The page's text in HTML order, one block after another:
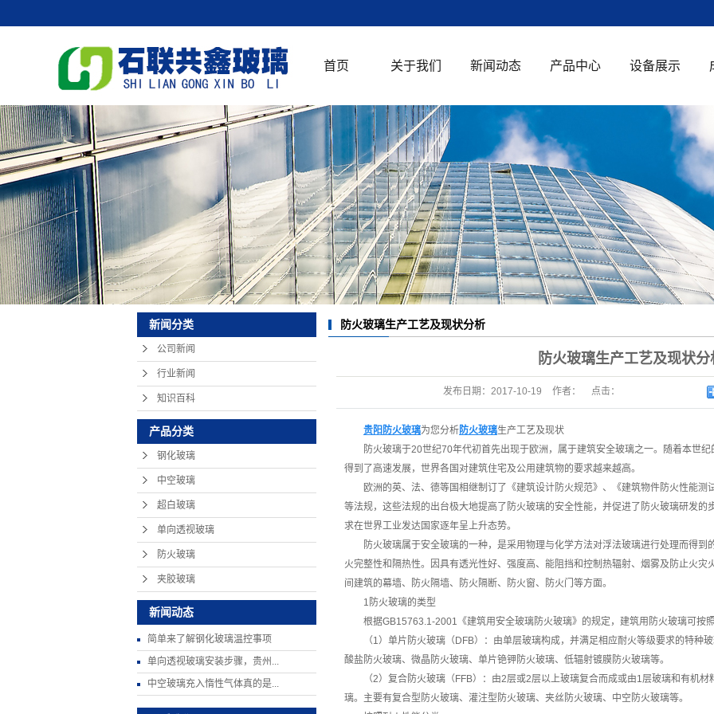
首页 关于我们
公司简介
荣誉资质
新闻动态
公司新闻
行业新闻
知识百科
产品中心
中空玻璃
超白玻璃
单向透视玻璃
防火玻璃
夹胶玻璃
设备展示
新闻分类
公司新闻
行业新闻
知识百科
产品分类
钢化玻璃
中空玻璃
超白玻璃
单向透视玻璃
防火玻璃
夹胶玻璃
新闻动态
简单来了解钢化玻璃温控事项
单向透视玻璃安装步骤，贵州...
中空玻璃充入惰性气体真的是...
防火玻璃生产工艺及现状分析
防火玻璃生产工艺及现状分
发布日期： 2017-10-19 作者： 点击：
贵阳防火玻璃为您分析防火玻璃生产工艺及现状
防火玻璃于20世纪70年代初首先出现于欧洲，属于建筑安全玻璃之一。随着本世
得到了高速发展，世界各国对建筑住宅及公用建筑物的要求越来越高。
欧洲的英、法、德等国相继制订了《建筑设计防火规范》、《建筑物件防火性能
等法规，这些法规的出台极大地提高了防火玻璃的安全性能，并促进了防火玻璃研发
求在世界工业发达国家逐年呈上升态势。
防火玻璃属于安全玻璃的一种，是采用物理与化学方法对浮法玻璃进行处理而得
火完整性和隔热性。因具有透光性好、强度高、能阻挡和控制热辐射、烟雾及防止火
间建筑的幕墙、防火隔墙、防火隔断、防火窗、防火门等方面。
1防火玻璃的类型
根据GB15763.1-2001《建筑用安全玻璃防火玻璃》的规定，建筑用防火玻璃可按
（1）单片防火玻璃（DFB）：由单层玻璃构成，并满足相应耐火等级要求的特种
酸盐防火玻璃、微晶防火玻璃、单片铯钾防火玻璃、低辐射镀膜防火玻璃等。
（2）复合防火玻璃（FFB）：由2层或2层以上玻璃复合而成或由1层玻璃和有机
璃。主要有复合型防火玻璃、灌注型防火玻璃、夹丝防火玻璃、中空防火玻璃等。